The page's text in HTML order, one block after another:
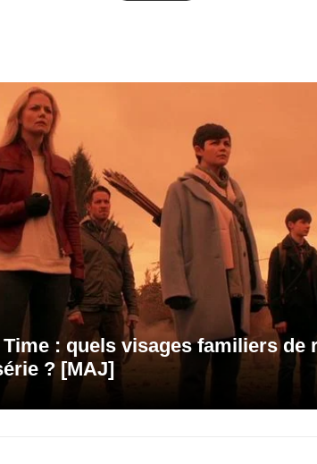
Time : quels visages familiers de
? [MAJ]